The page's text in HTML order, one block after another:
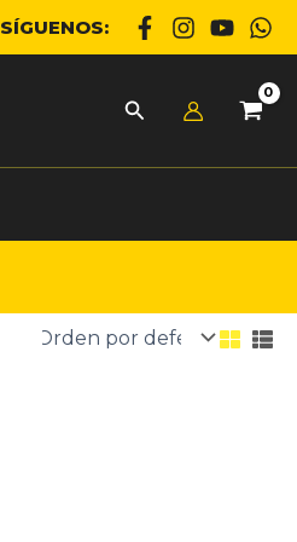
SÍGUENOS: